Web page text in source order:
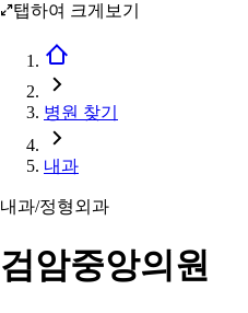
탭하여 크게보기
병원 찾기
내과
내과/정형외과
검암중앙의원